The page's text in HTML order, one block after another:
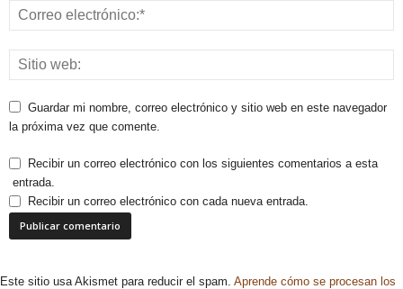
Guardar mi nombre, correo electrónico y sitio web en este navegador
la próxima vez que comente.
Recibir un correo electrónico con los siguientes comentarios a esta
entrada.
Recibir un correo electrónico con cada nueva entrada.
Este sitio usa Akismet para reducir el spam. Aprende cómo se procesan los